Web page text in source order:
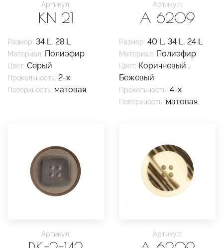
Артикул:
KN 21
Размер: 34 L, 28 L
Материал: Полиэфир
Цвет: Серый
Прокольность: 2-х
Поверхность: матовая
Артикул:
A 6209
Размер: 40 L, 34 L, 24 L
Материал: Полиэфир
Цвет: Коричневый ,
Бежевый
Прокольность: 4-х
Поверхность: матовая
Артикул: Артикул: